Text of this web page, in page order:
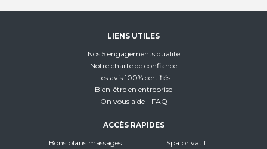
LIENS UTILES
Nos 5 engagements qualité
Notre charte de confiance
Les avis 100% certifiés
Bien-être en entreprise
On vous aide - FAQ
ACCÈS RAPIDES
Bons plans massages
Spa privatif